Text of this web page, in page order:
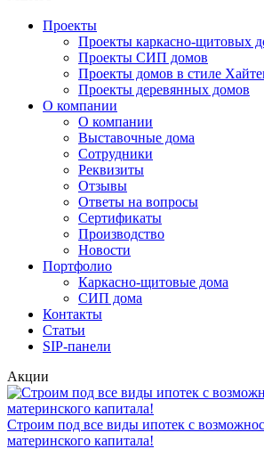
Проекты
Проекты каркасно-щитовых
Проекты СИП домов
Проекты домов в стиле
Проекты деревянных домов
О компании
О компании
Выставочные дома
Сотрудники
Реквизиты
Отзывы
Ответы на вопросы
Сертификаты
Производство
Новости
Портфолио
Каркасно-щитовые дома
СИП дома
Контакты
Статьи
SIP-панели
Акции
Строим под все виды ипотек с
материнского капитала!